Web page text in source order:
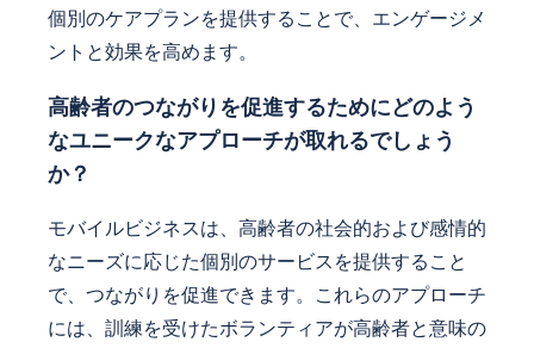
個別のケアプランを提供することで、エンゲージメ
ントと効果を高めます。
高齢者のつながりを促進するためにどのよう
なユニークなアプローチが取れるでしょう
か？
モバイルビジネスは、高齢者の社会的および感情的
なニーズに応じた個別のサービスを提供すること
で、つながりを促進できます。これらのアプローチ
には、訓練を受けたボランティアが高齢者と意味の